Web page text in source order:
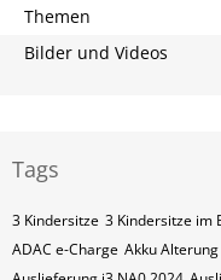
Themen
Bilder und Videos
Tags
3 Kindersitze 3 Kindersitze im
ADAC e-Charge Akku Alterung